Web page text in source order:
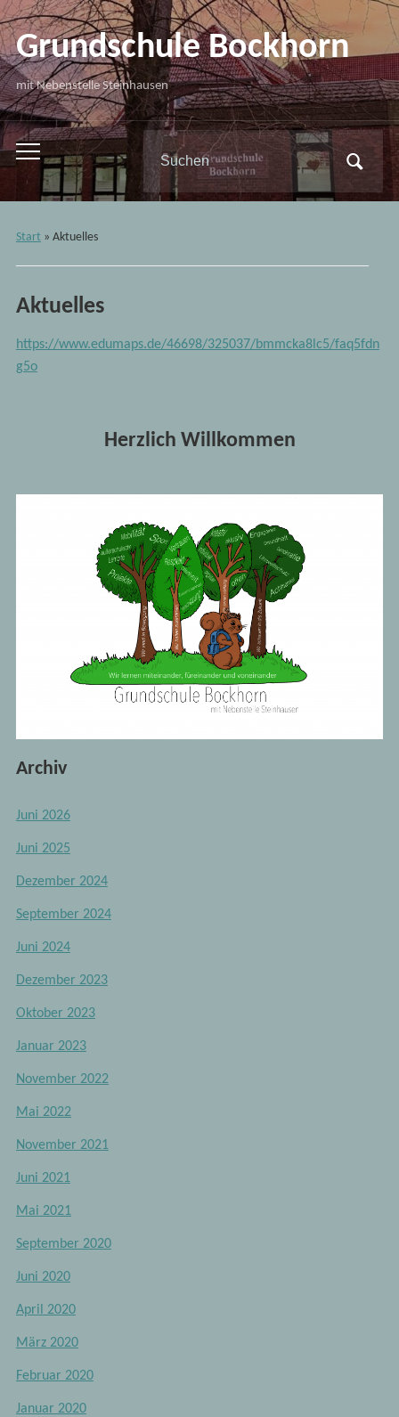
Grundschule Bockhorn
mit Nebenstelle Steinhausen
Toggle
mobile
menu
Search
for:
Start» Aktuelles
Herzlich Willkommen
Archiv
Juni 2026
Juni 2025
Dezember 2024
September 2024
Juni 2024
Dezember 2023
Oktober 2023
Januar 2023
November 2022
Mai 2022
November 2021
Juni 2021
Mai 2021
September 2020
Juni 2020
April 2020
März 2020
Februar 2020
Januar 2020
Aktuelles
https://www.edumaps.de/46698/325037/bmmcka8lc5/faq5fdn
g5o